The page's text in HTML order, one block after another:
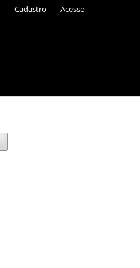
Cadastro Acesso